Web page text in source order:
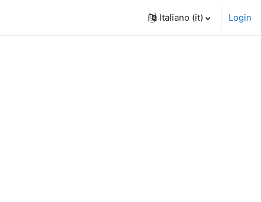
Italiano ‎(it)‎ Login